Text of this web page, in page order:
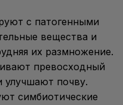
с патогенными
вещества и
их размножение.
превосходный
улучшают почву.
симбиотические